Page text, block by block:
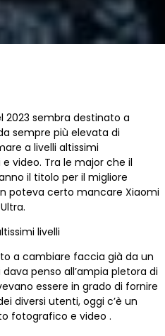
2023 sembra destinato a
sempre più elevata di
a livelli altissimi
video. Tra le major che il
il titolo per il migliore
poteva certo mancare Xiaomi
livelli
a cambiare faccia già da un
penso all’ampia pletora di
essere in grado di fornire
diversi utenti, oggi c’è un
fotografico e video .